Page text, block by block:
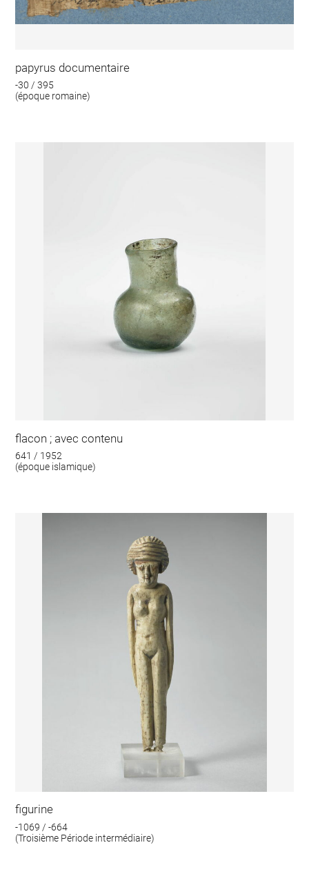
papyrus documentaire
-30 / 395
(époque romaine)
flacon ; avec contenu
641 / 1952
(époque islamique)
figurine
-1069 / -664
(Troisième Période intermédiaire)